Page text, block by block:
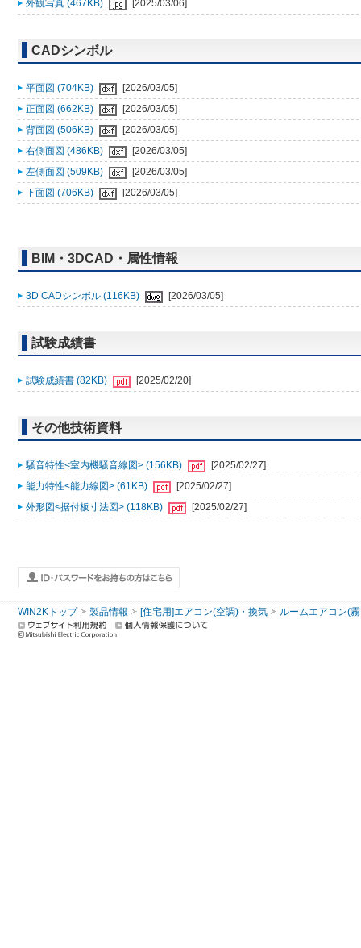
外観写真 (467KB) [2025/03/06]
CADシンボル
平面図 (704KB)
[2026/03/05]
正面図 (662KB)
[2026/03/05]
背面図 (506KB)
[2026/03/05]
右側面図 (486KB)
[2026/03/05]
左側面図 (509KB)
[2026/03/05]
下面図 (706KB)
[2026/03/05]
BIM・3DCAD・属性情報
3D CADシンボル (116KB) [2026/03/05]
試験成績書
試験成績書 (82KB) [2025/02/20]
その他技術資料
騒音特性<室内機騒音線図> (156KB)
[2025/02/27]
能力特性<能力線図> (61KB)
[2025/02/27]
外形図<据付板寸法図> (118KB)
[2025/02/27]
WIN2Kトップ 製品情報 [住宅用]エアコン(空調)・換気 ルームエアコン(